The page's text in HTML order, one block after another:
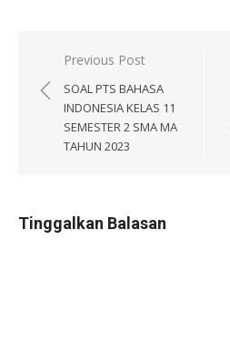
Navigasi
pos
Previous Post
SOAL PTS BAHASA
INDONESIA KELAS 11
SEMESTER 2 SMA MA
TAHUN 2023
Tinggalkan Balasan